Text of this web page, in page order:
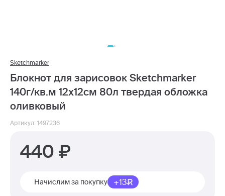
Sketchmarker
Блокнот для зарисовок Sketchmarker
140г/кв.м 12х12см 80л твердая обложка
оливковый
Артикул: 1497236
440
Начислим за покупку +13